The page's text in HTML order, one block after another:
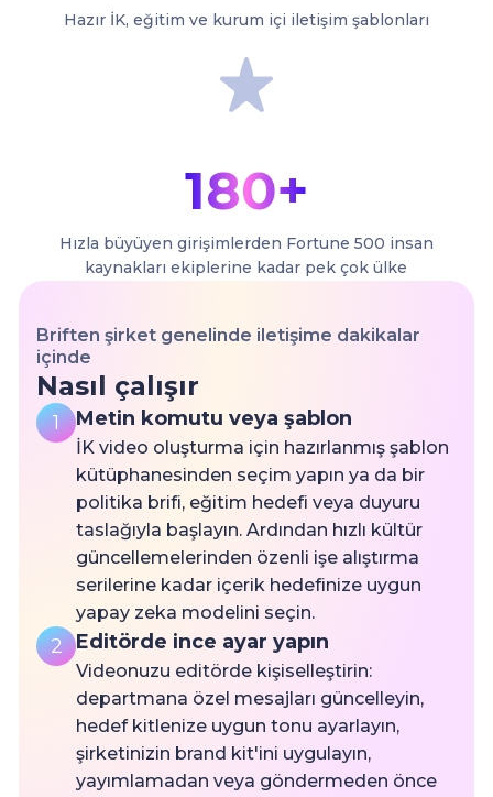
Hazır İK, eğitim ve kurum içi iletişim şablonları
180+
Hızla büyüyen girişimlerden Fortune 500 insan
kaynakları ekiplerine kadar pek çok ülke
Briften şirket genelinde iletişime dakikalar
içinde
Nasıl çalışır
1 Metin komutu veya şablon
İK video oluşturma için hazırlanmış şablon
kütüphanesinden seçim yapın ya da bir
politika brifi, eğitim hedefi veya duyuru
taslağıyla başlayın. Ardından hızlı kültür
güncellemelerinden özenli işe alıştırma
serilerine kadar içerik hedefinize uygun
yapay zeka modelini seçin.
2 Editörde ince ayar yapın
Videonuzu editörde kişiselleştirin:
departmana özel mesajları güncelleyin,
hedef kitlenize uygun tonu ayarlayın,
şirketinizin brand kit'ini uygulayın,
yayımlamadan veya göndermeden önce